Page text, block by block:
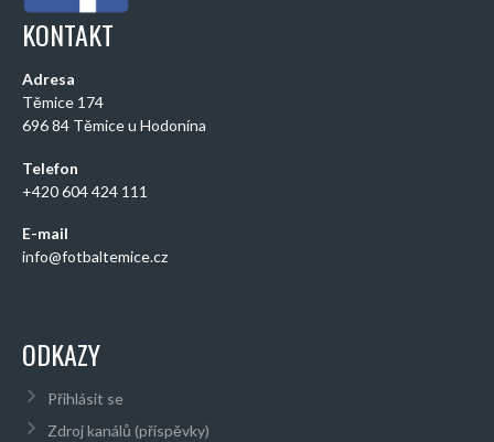
KONTAKT
Adresa
Těmice 174
696 84 Těmice u Hodonína
Telefon
+420 604 424 111
E-mail
info@fotbaltemice.cz
ODKAZY
Přihlásit se
Zdroj kanálů (příspěvky)